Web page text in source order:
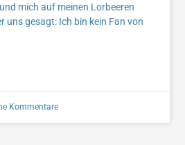
mich auf meinen Lorbeeren
uns gesagt: Ich bin kein Fan von
Kommentare